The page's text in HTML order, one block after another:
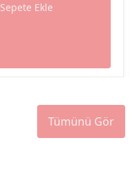
Sepete Ekle
Tümünü Gör